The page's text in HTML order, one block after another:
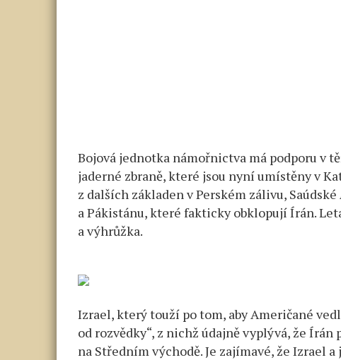
Bojová jednotka námořnictva má podporu v
jaderné zbraně, které jsou nyní umístěny v
z dalších základen v Perském zálivu,
a Pákistánu, které fakticky obklopují Írán.
a výhrůžka.
Izrael, který touží po tom, aby Američané
od rozvědky“, z nichž údajně vyplývá, že
na Středním východě. Je zajímavé, že Izrael